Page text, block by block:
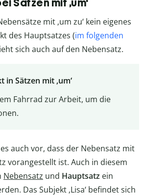
mit ‚um zu‘ kein eigenes
des Hauptsatzes (im folgenden
sich auch auf den Nebensatz.
in Sätzen mit ‚um‘
Fahrrad zur Arbeit, um die
auch vor, dass der Nebensatz mit
vorangestellt ist. Auch in diesem
Nebensatz und Hauptsatz ein
Das Subjekt ‚Lisa‘ befindet sich